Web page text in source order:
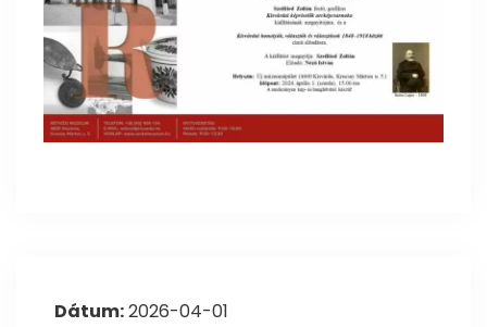
Dátum:2026-04-01